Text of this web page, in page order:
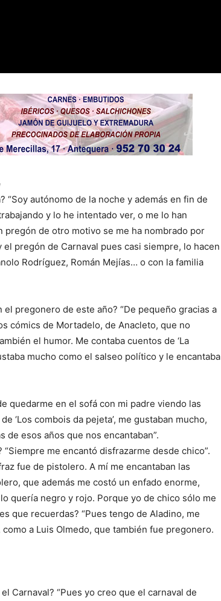
“Soy autónomo de la noche y además en fin de
y lo he intentado ver, o me lo han
de otro motivo se me ha nombrado por
pregón de Carnaval pues casi siempre, lo hacen
Rodríguez, Román Mejías… o con la familia
pregonero de este año? “De pequeño gracias a
cómics de Mortadelo, de Anacleto, que no
el humor. Me contaba cuentos de ‘La
mucho como el salseo político y le encantaba
quedarme en el sofá con mi padre viendo las
‘Los combois da pejeta’, me gustaban mucho,
de esos años que nos encantaban”.
me encantó disfrazarme desde chico”.
fue de pistolero. A mí me encantaban las
que además me costó un enfado enorme,
quería negro y rojo. Porque yo de chico sólo me
que recuerdas? “Pues tengo de Aladino, me
a Luis Olmedo, que también fue pregonero.
Carnaval? “Pues yo creo que el carnaval de